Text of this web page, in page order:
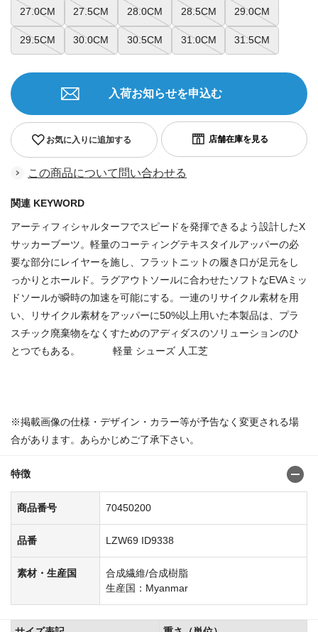
27.0CM 27.5CM 28.0CM 28.5CM 29.0CM
29.5CM 30.0CM 30.5CM 31.0CM 31.5CM
お気に入りに追加する
入荷お知らせを申込む
この商品について問い合わせる
関連 KEYWORD
アーティフィシャルターフでスピードを発揮できるよう設計したX
サッカーブーツ。軽量のコーティングテキスタイルアッパーの必
要な部分にレイヤーを施し、フラットニットの履き口が足元をし
っかりとホールド。ラグアウトソールに合わせたソフトなEVAミッ
ドソールが瞬時の加速を可能にする。一連のリサイクル素材を用
い、リサイクル素材をアッパーに50%以上用いた本製品は、プラ
スチック廃棄物をなくすためのアディダスのソリューションのひ
とつでもある。 軽量 シューズ 人工芝
※掲載画像の仕様・デザイン・カラー等が予告なく変更される場
合があります。あらかじめご了承下さい。
特徴
商品番号 70450200
品番 LZW69 ID9338
素材・生産国
合成繊維/合成樹脂
生産国：Myanmar